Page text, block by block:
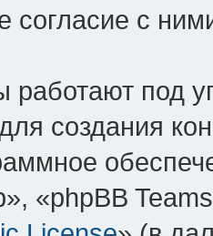
согласие с
под
создания
«phpBB